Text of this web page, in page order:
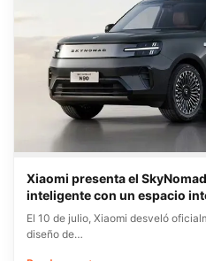
Xiaomi presenta el
inteligente con un espacio
El 10 de julio, Xiaomi desveló
diseño de…